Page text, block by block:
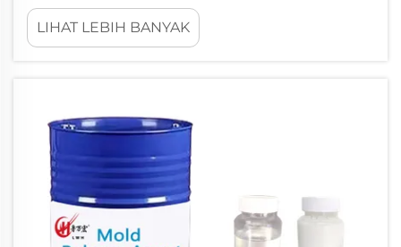
mengoptimalkan efisiensi produksi sambil
menjaga kualitas produk. Salah satu faktor
kritis yang secara signifikan memengaruhi
LIHAT LEBIH BANYAK